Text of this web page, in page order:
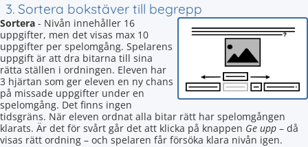
3. Sortera bokstäver till begrepp
Sortera - Nivån innehåller 16
uppgifter, men det visas max 10
uppgifter per spelomgång. Spelarens
uppgift är att dra bitarna till sina
rätta ställen i ordningen. Eleven har
3 hjärtan som ger eleven en ny chans
på missade uppgifter under en
spelomgång. Det finns ingen
tidsgräns. När eleven ordnat alla bitar rätt har spelomgången
klarats. Är det för svårt går det att klicka på knappen Ge upp – då
visas rätt ordning – och spelaren får försöka klara nivån igen.